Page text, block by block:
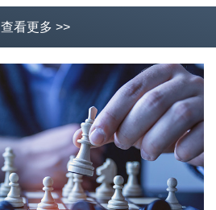
查看更多 >>